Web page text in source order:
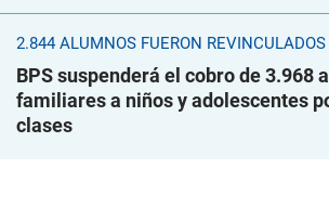
2.844 ALUMNOS FUERON REVINCULADOS
BPS suspenderá el cobro de 3.968
familiares a niños y adolescentes
clases